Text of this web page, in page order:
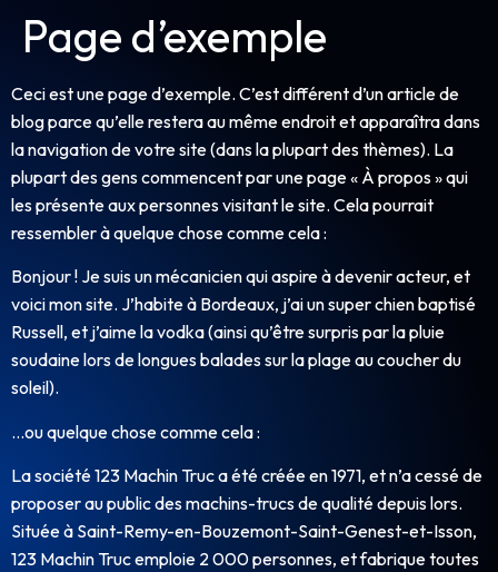
Page d’exemple
Ceci est une page d’exemple. C’est différent d’un article de
blog parce qu’elle restera au même endroit et apparaîtra dans
la navigation de votre site (dans la plupart des thèmes). La
plupart des gens commencent par une page « À propos » qui
les présente aux personnes visitant le site. Cela pourrait
ressembler à quelque chose comme cela :
Bonjour ! Je suis un mécanicien qui aspire à devenir acteur, et
voici mon site. J’habite à Bordeaux, j’ai un super chien baptisé
Russell, et j’aime la vodka (ainsi qu’être surpris par la pluie
soudaine lors de longues balades sur la plage au coucher du
soleil).
…ou quelque chose comme cela :
La société 123 Machin Truc a été créée en 1971, et n’a cessé de
proposer au public des machins-trucs de qualité depuis lors.
Située à Saint-Remy-en-Bouzemont-Saint-Genest-et-Isson,
123 Machin Truc emploie 2 000 personnes, et fabrique toutes